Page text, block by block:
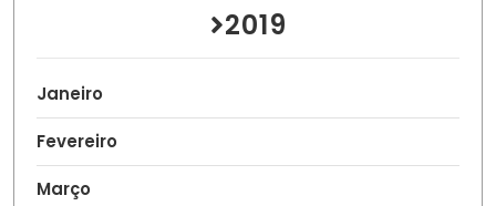
2019
Janeiro
Fevereiro
Março